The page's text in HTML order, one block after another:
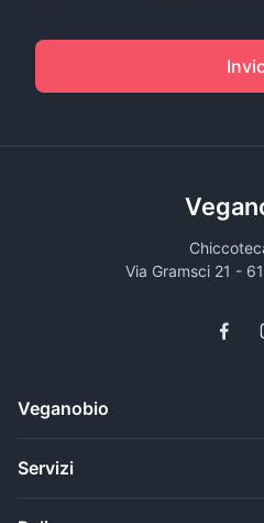
Via Gramsci 21 -
Veganobio
Servizi